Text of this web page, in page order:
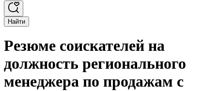
Найти
Резюме соискателей на
должность регионального
менеджера по продажам с